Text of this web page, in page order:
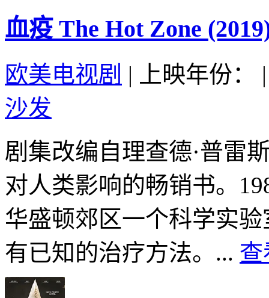
血疫 The Hot Zone
欧美电视剧 | 上映年份：
|
沙发
剧集改编自理查德·普雷
对人类影响的畅销书。
华盛顿郊区一个科学实
有已知的治疗方法。... 查